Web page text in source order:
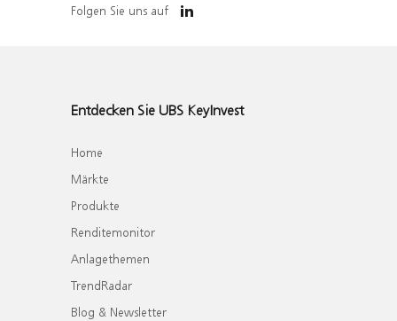
Folgen Sie uns auf
Entdecken Sie UBS KeyInvest
Home
Märkte
Produkte
Renditemonitor
Anlagethemen
TrendRadar
Blog & Newsletter